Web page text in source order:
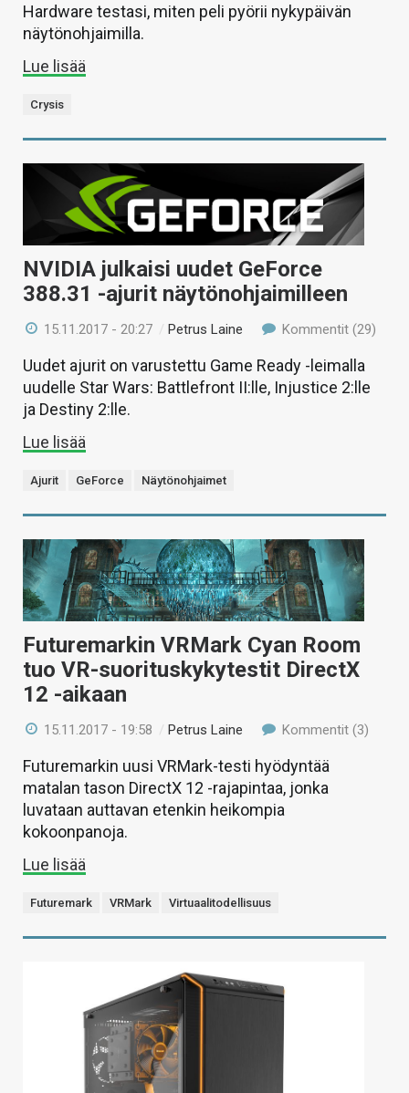
Hardware testasi, miten peli pyörii nykypäivän
näytönohjaimilla.
Lue lisää
Crysis
NVIDIA julkaisi uudet GeForce
388.31 -ajurit näytönohjaimilleen
15.11.2017 - 20:27 /Petrus Laine Kommentit (29)
Uudet ajurit on varustettu Game Ready -leimalla
uudelle Star Wars: Battlefront II:lle, Injustice 2:lle
ja Destiny 2:lle.
Lue lisää
Ajurit GeForce Näytönohjaimet
Futuremarkin VRMark Cyan Room
tuo VR-suorituskykytestit DirectX
12 -aikaan
15.11.2017 - 19:58 / Petrus Laine Kommentit (3)
Futuremarkin uusi VRMark-testi hyödyntää
matalan tason DirectX 12 -rajapintaa, jonka
luvataan auttavan etenkin heikompia
kokoonpanoja.
Lue lisää
Futuremark VRMark Virtuaalitodellisuus